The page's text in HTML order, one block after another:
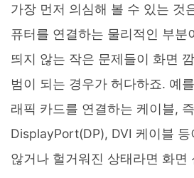
가장 먼저 의심해 볼 수 있는 것
퓨터를 연결하는 물리적인 부분
띄지 않는 작은 문제들이 화면
범이 되는 경우가 허다하죠. 예
래픽 카드를 연결하는 케이블,
DisplayPort(DP), DVI 케이블
않거나 헐거워진 상태라면 화면